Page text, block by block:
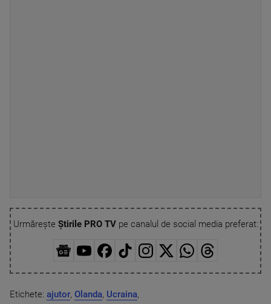
Urmărește Știrile PRO TVpe canalul de social media preferat:
Etichete: ajutor, Olanda, Ucraina,